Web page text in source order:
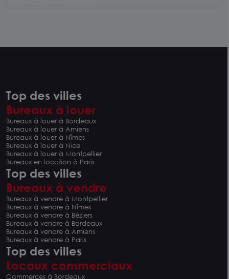
Top des villes
Bureaux à louer
Bureaux à louer à Bordeaux
Bureaux à louer à Amiens
Bureaux à louer à Nîmes
Bureaux à louer à Nice
Bureaux à louer à Montpellier
Bureaux en location à Paris
Top des villes
Bureaux à vendre
Bureaux à vendre à Montpellier
Bureaux à vendre à Nîmes
Bureaux à vendre à Béziers
Bureaux à vendre à Bordeaux
Bureaux à vendre à Amiens
Bureaux à vendre à Paris
Top des villes
Locaux commerciaux
Commerces à Bordeaux